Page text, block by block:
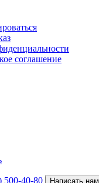
соглашение
500-40-80 Написать нам